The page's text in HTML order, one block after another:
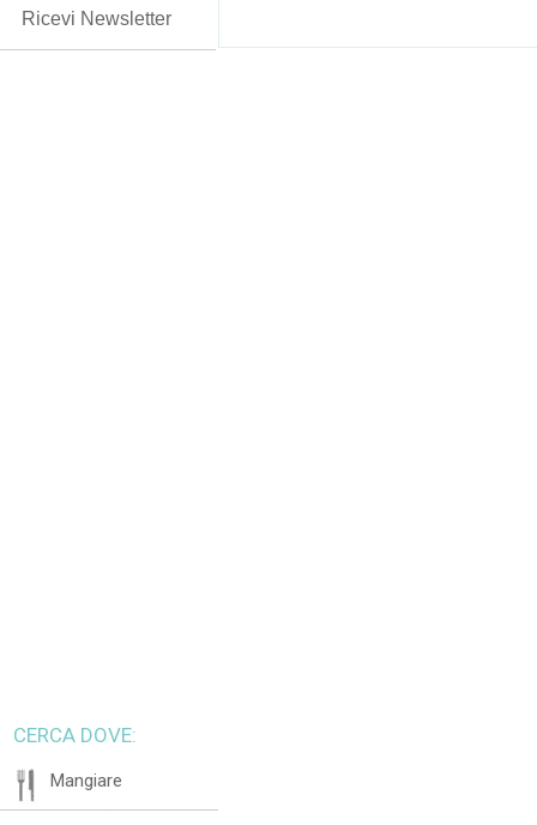
Ricevi Newsletter
CERCA DOVE:
Mangiare